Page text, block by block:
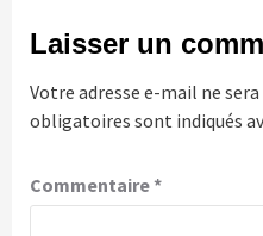
Laisser un
Votre adresse e-mail ne
obligatoires sont indiqués
Commentaire*